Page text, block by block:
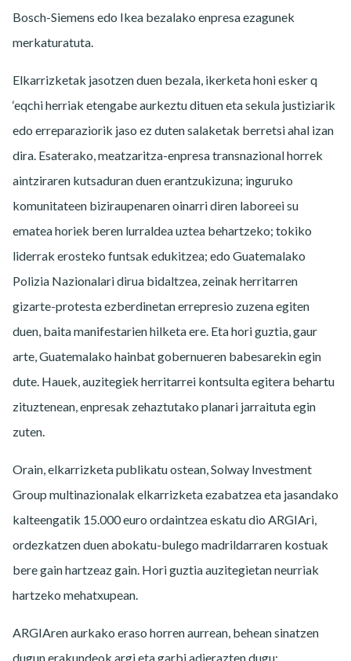
Bosch-Siemens edo Ikea bezalako enpresa ezagunek
merkaturatuta.
Elkarrizketak jasotzen duen bezala, ikerketa honi esker q
‘eqchi herriak etengabe aurkeztu dituen eta sekula justiziarik
edo erreparaziorik jaso ez duten salaketak berretsi ahal izan
dira. Esaterako, meatzaritza-enpresa transnazional horrek
aintziraren kutsaduran duen erantzukizuna; inguruko
komunitateen biziraupenaren oinarri diren laboreei su
ematea horiek beren lurraldea uztea behartzeko; tokiko
liderrak erosteko funtsak edukitzea; edo Guatemalako
Polizia Nazionalari dirua bidaltzea, zeinak herritarren
gizarte-protesta ezberdinetan errepresio zuzena egiten
duen, baita manifestarien hilketa ere. Eta hori guztia, gaur
arte, Guatemalako hainbat gobernueren babesarekin egin
dute. Hauek, auzitegiek herritarrei kontsulta egitera behartu
zituztenean, enpresak zehaztutako planari jarraituta egin
zuten.
Orain, elkarrizketa publikatu ostean, Solway Investment
Group multinazionalak elkarrizketa ezabatzea eta jasandako
kalteengatik 15.000 euro ordaintzea eskatu dio ARGIAri,
ordezkatzen duen abokatu-bulego madrildarraren kostuak
bere gain hartzeaz gain. Hori guztia auzitegietan neurriak
hartzeko mehatxupean.
ARGIAren aurkako eraso horren aurrean, behean sinatzen
dugun erakundeok argi eta garbi adierazten dugu: